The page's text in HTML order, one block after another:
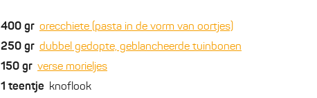
400 gr orecchiete (pasta in de vorm van oortjes)
250 gr dubbel gedopte, geblancheerde tuinbonen
150 gr verse morieljes
1 teentje knoflook